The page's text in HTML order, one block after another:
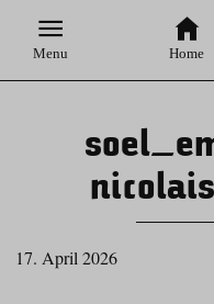
Menu Home
17. April 2026